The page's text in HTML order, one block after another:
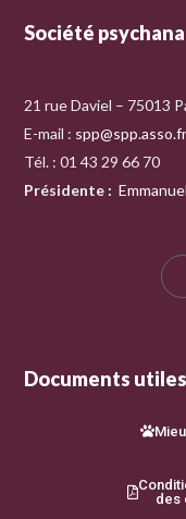
Société
21 rue Daviel – 75013
E-mail : spp@spp.asso.fr
Tél. : 01 43 29 66 70
Présidente :
Documents utiles
des